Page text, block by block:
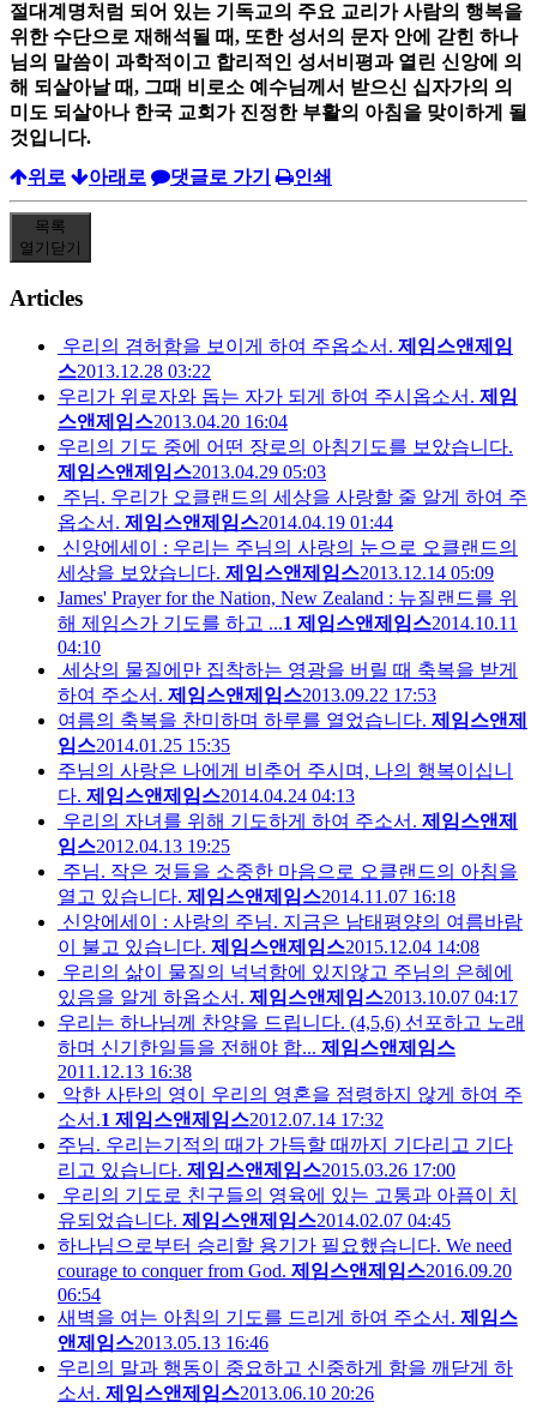
절대계명처럼 되어 있는 기독교의 주요 교리가 사람의 행복을
위한 수단으로 재해석될 때, 또한 성서의 문자 안에 갇힌 하나
님의 말씀이 과학적이고 합리적인 성서비평과 열린 신앙에 의
해 되살아날 때, 그때 비로소 예수님께서 받으신 십자가의 의
미도 되살아나 한국 교회가 진정한 부활의 아침을 맞이하게 될
것입니다.
위로
아래로 댓글로 가기 인쇄
목록
열기 닫기
Articles
우리의 겸허함을 보이게 하여 주옵소서. 제임스앤제임
스2013.12.28 03:22
우리가 위로자와 돕는 자가 되게 하여 주시옵소서. 제임
스앤제임스2013.04.20 16:04
우리의 기도 중에 어떤 장로의 아침기도를 보았습니다.
제임스앤제임스2013.04.29 05:03
주님. 우리가 오클랜드의 세상을 사랑할 줄 알게 하여 주
옵소서. 제임스앤제임스2014.04.19 01:44
신앙에세이 : 우리는 주님의 사랑의 눈으로 오클랜드의
세상을 보았습니다. 제임스앤제임스2013.12.14 05:09
James' Prayer for the Nation, New Zealand : 뉴질랜드를 위
해 제임스가 기도를 하고 ...1 제임스앤제임스2014.10.11
04:10
세상의 물질에만 집착하는 영광을 버릴 때 축복을 받게
하여 주소서. 제임스앤제임스2013.09.22 17:53
여름의 축복을 찬미하며 하루를 열었습니다. 제임스앤제
임스2014.01.25 15:35
주님의 사랑은 나에게 비추어 주시며, 나의 행복이십니
다. 제임스앤제임스2014.04.24 04:13
우리의 자녀를 위해 기도하게 하여 주소서. 제임스앤제
임스2012.04.13 19:25
주님. 작은 것들을 소중한 마음으로 오클랜드의 아침을
열고 있습니다. 제임스앤제임스2014.11.07 16:18
신앙에세이 : 사랑의 주님. 지금은 남태평양의 여름바람
이 불고 있습니다. 제임스앤제임스2015.12.04 14:08
우리의 삶이 물질의 넉넉함에 있지않고 주님의 은혜에
있음을 알게 하옵소서. 제임스앤제임스2013.10.07 04:17
우리는 하나님께 찬양을 드립니다. (4,5,6) 선포하고 노래
하며 신기한일들을 전해야 합... 제임스앤제임스
2011.12.13 16:38
악한 사탄의 영이 우리의 영혼을 점령하지 않게 하여 주
소서.1 제임스앤제임스2012.07.14 17:32
주님. 우리는기적의 때가 가득할 때까지 기다리고 기다
리고 있습니다. 제임스앤제임스2015.03.26 17:00
우리의 기도로 친구들의 영육에 있는 고통과 아픔이 치
유되었습니다. 제임스앤제임스2014.02.07 04:45
하나님으로부터 승리할 용기가 필요했습니다. We need
courage to conquer from God. 제임스앤제임스2016.09.20
06:54
새벽을 여는 아침의 기도를 드리게 하여 주소서. 제임스
앤제임스2013.05.13 16:46
우리의 말과 행동이 중요하고 신중하게 함을 깨닫게 하
소서. 제임스앤제임스2013.06.10 20:26